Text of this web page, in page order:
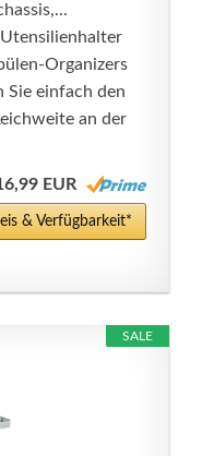
Utensilienhalter
Organizers
Sie einfach den
an der
EUR
& Verfügbarkeit*
SALE